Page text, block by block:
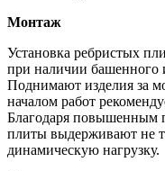
Монтаж
Установка ребристых
при наличии башенного
Поднимают изделия за
началом работ
Благодаря повышенным
плиты выдерживают не
динамическую нагрузку.